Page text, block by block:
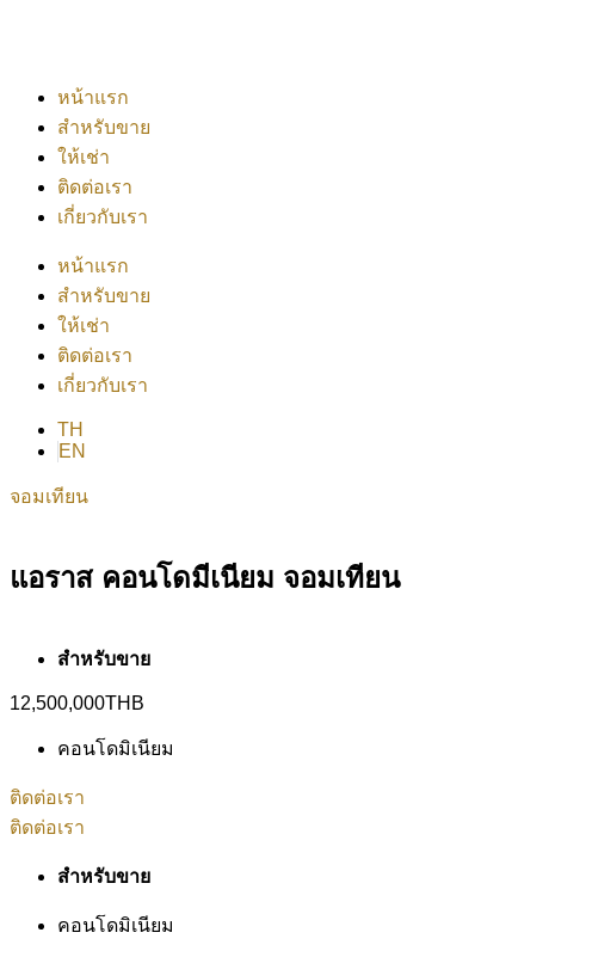
หน้าแรก
สำหรับขาย
ให้เช่า
ติดต่อเรา
เกี่ยวกับเรา
หน้าแรก
สำหรับขาย
ให้เช่า
ติดต่อเรา
เกี่ยวกับเรา
TH
EN
จอมเทียน
แอราส คอนโดมีเนียม จอมเทียน
สำหรับขาย
12,500,000THB
คอนโดมิเนียม
ติดต่อเรา
ติดต่อเรา
สำหรับขาย
คอนโดมิเนียม